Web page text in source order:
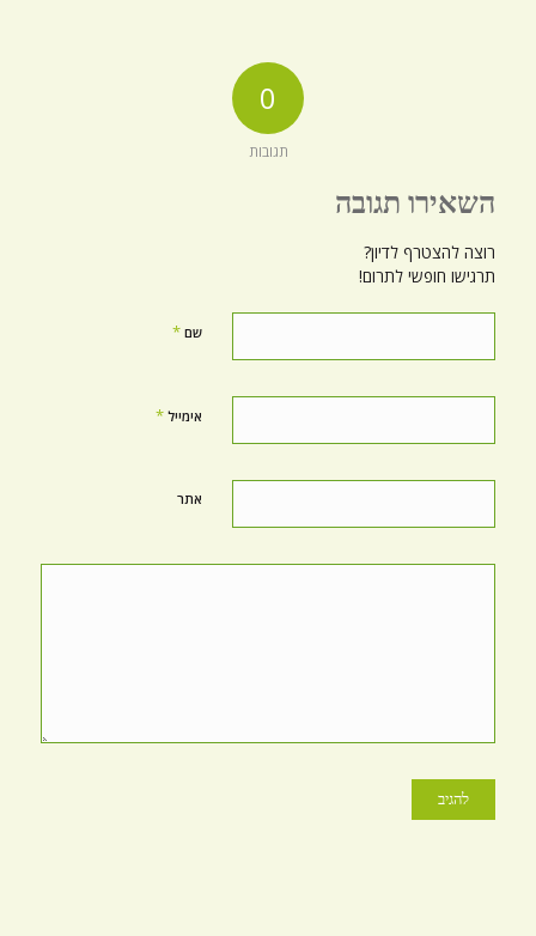
0
תגובות
השאירו תגובה
רוצה להצטרף לדיון?
תרגישו חופשי לתרום!
שם *
אימייל *
אתר